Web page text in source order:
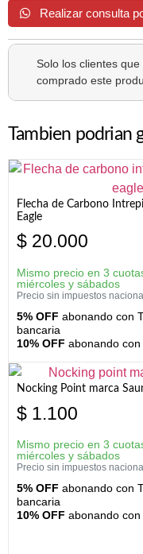
Realizar consulta
Solo los clientes
comprado este
Tambien podrian
Flecha de Carbono
Eagle
$ 20.000
Mismo precio en 3
miércoles y sábados
Precio sin impuestos
5% OFF abonando con
bancaria
10% OFF abonando con
Nocking Point marca
$ 1.100
Mismo precio en 3
miércoles y sábados
Precio sin impuestos
5% OFF abonando con
bancaria
10% OFF abonando con